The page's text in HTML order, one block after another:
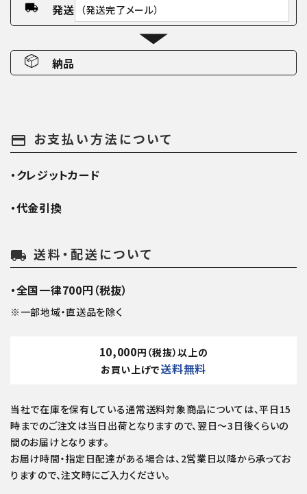
発送 （発送完了メール）
納品
payment お支払い方法について
・クレジットカード
・代金引換
local_shipping 送料・配送について
・全国一律700円（税抜）
※一部地域・直送品を除く
10,000円（税抜）以上の
お買い上げで送料無料
当社で在庫を保有している通常送料対象商品については、平日15
時までのご注文は当日出荷となりますので、翌日～3日後くらいの
間のお届けとなります。
お届け時間・指定日配達がある場合は、2営業日以降から承ってお
りますので、注文時にご入力ください。